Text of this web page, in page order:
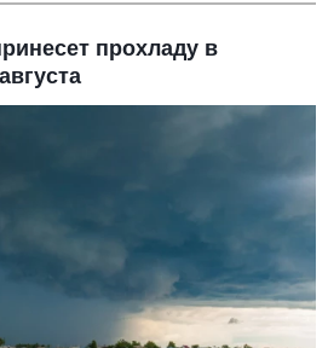
прохладу в